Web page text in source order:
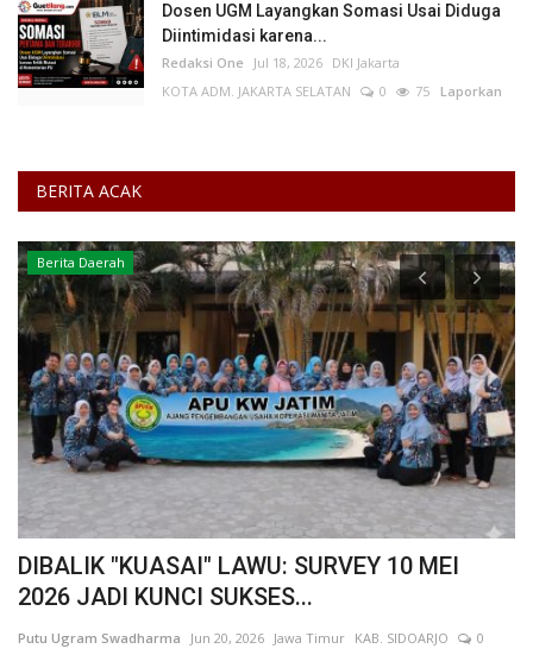
Dosen UGM Layangkan Somasi Usai Diduga
Diintimidasi karena...
Redaksi One Jul 18, 2026 DKI Jakarta
KOTA ADM. JAKARTA SELATAN
0 75 Laporkan
BERITA ACAK
Berita Daerah
DIBALIK "KUASAI" LAWU: SURVEY 10 MEI
2026 JADI KUNCI SUKSES...
Putu Ugram Swadharma Jun 20, 2026 Jawa Timur KAB. SIDOARJO
0